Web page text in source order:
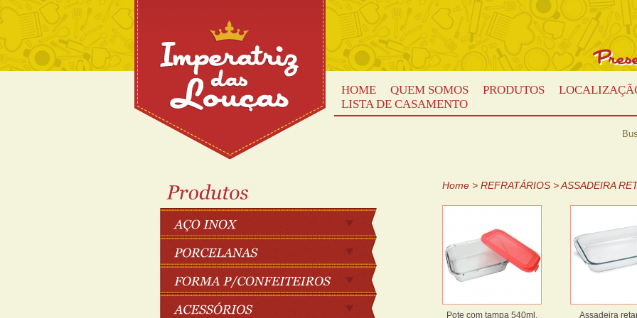
HOME QUEM SOMOS PRODUTOS
LISTA DE CASAMENTO
Home > REFRATÁRIOS >ASSADEIRA
Pote com tampa 540ml.
Assadeira